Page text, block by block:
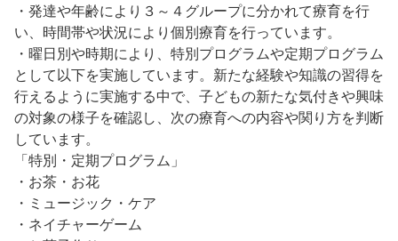
・発達や年齢により３～４グループに分かれて療育を行
い、時間帯や状況により個別療育を行っています。
・曜日別や時期により、特別プログラムや定期プログラム
として以下を実施しています。新たな経験や知識の習得を
行えるように実施する中で、子どもの新たな気付きや興味
の対象の様子を確認し、次の療育への内容や関り方を判断
しています。
「特別・定期プログラム」
・お茶・お花
・ミュージック・ケア
・ネイチャーゲーム